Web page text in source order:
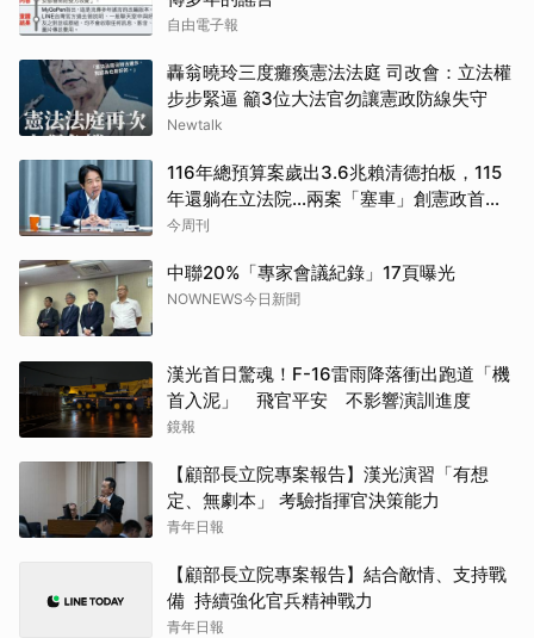
自由電子報
轟翁曉玲三度癱瘓憲法法庭 司改會：立法權
步步緊逼 籲3位大法官勿讓憲政防線失守
Newtalk
116年總預算案歲出3.6兆賴清德拍板，115
年還躺在立法院…兩案「塞車」創憲政首例
如何解決？
今周刊
中聯20%「專家會議紀錄」17頁曝光
NOWNEWS今日新聞
漢光首日驚魂！F-16雷雨降落衝出跑道「機
首入泥」 飛官平安 不影響演訓進度
鏡報
【顧部長立院專案報告】漢光演習「有想
定、無劇本」 考驗指揮官決策能力
青年日報
【顧部長立院專案報告】結合敵情、支持戰
備 持續強化官兵精神戰力
青年日報